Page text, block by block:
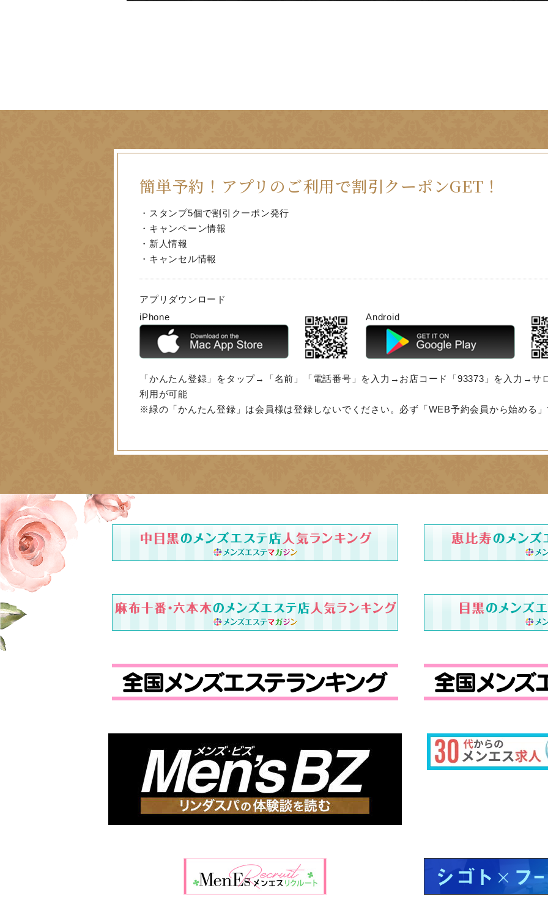
簡単予約！ アプリのご利用で割引クーポンGET！
・スタンプ5個で割引クーポン発行
・キャンペーン情報
・新人情報
・キャンセル情報
アプリダウンロード
iPhone
Android
「かんたん登録」をタップ→「名前」「電話番号」を入力→お店コード「93373」を入力→サ
利用が可能
※緑の「かんたん登録」は会員様は登録しないでください。必ず「WEB予約会員から始める